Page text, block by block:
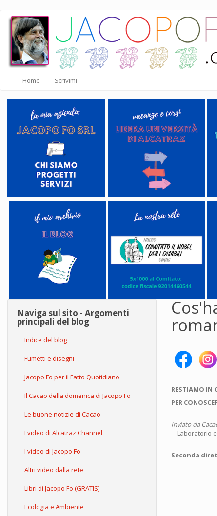
Salta
contenuto
principale
Home Scrivimi
Naviga sul sito - Argomenti
principali del blog
Indice del blog
Fumetti e disegni
Jacopo Fo per il Fatto Quotidiano
Il Cacao della domenica di Jacopo Fo
Le buone notizie di Cacao
I video di Alcatraz Channel
I video di Jacopo Fo
Altri video dalla rete
Libri di Jacopo Fo (GRATIS)
Ecologia e Ambiente
RESTIAMO IN
PER
Inviato da
Laboratorio
Seconda